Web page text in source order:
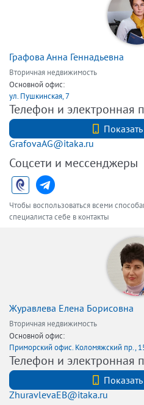
Графова Анна Геннадьевна
Вторичная недвижимость
Основной офис:
ул. Пушкинская, 7
Телефон и электронная
GrafovaAG@itaka.ru
Соцсети и мессенджеры
Чтобы воспользоваться всеми
специалиста себе в контакты
Журавлева Елена Борисовна
Вторичная недвижимость
Основной офис:
Приморский офис. Коломяжский пр.,
Телефон и электронная
ZhuravlevaEB@itaka.ru